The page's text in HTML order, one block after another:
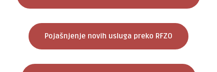
Pojašnjenje novih usluga preko RFZO